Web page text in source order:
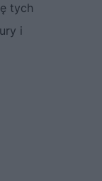
tych
i